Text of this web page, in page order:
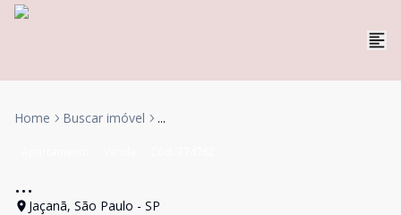
Home Buscar imóvel ...
...
Jaçanã, São Paulo - SP